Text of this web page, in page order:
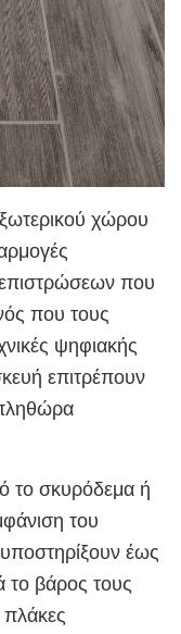
χώρου
που
που τους
ψηφιακής
επιτρέπουν
το σκυρόδεμα ή
του
έως
το βάρος τους
πλάκες